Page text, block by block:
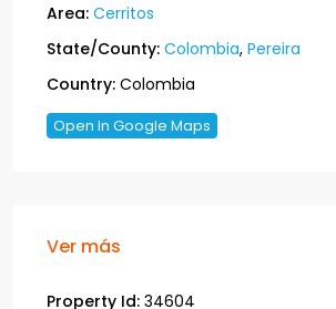
Area: Cerritos
State/County: Colombia, Pereira
Country: Colombia
Open In Google Maps
Ver más
Property Id: 34604